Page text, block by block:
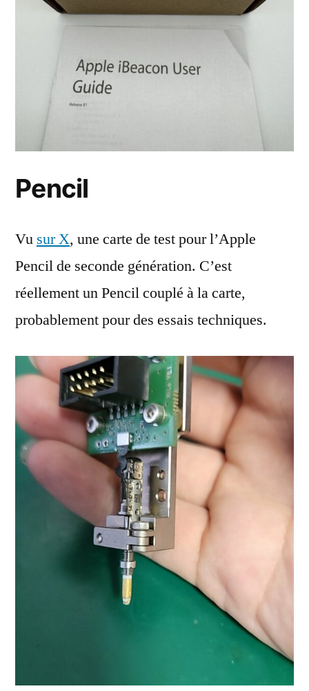
Pencil
Vu sur X, une carte de test pour l’Apple
Pencil de seconde génération. C’est
réellement un Pencil couplé à la carte,
probablement pour des essais techniques.